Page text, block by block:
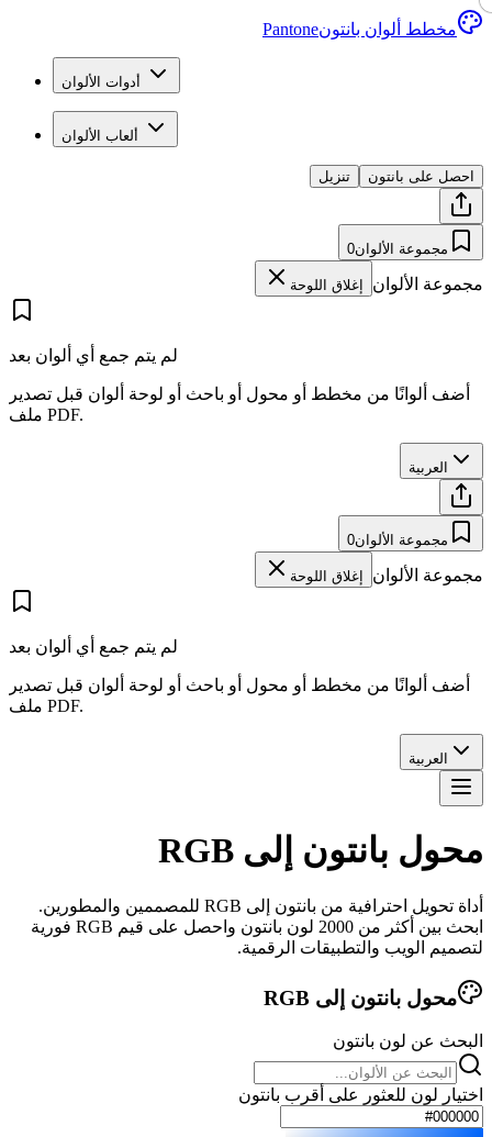
مخطط ألوان بانتونPantone
أدوات الألوان
ألعاب الألوان
احصل على بانتون تنزيل
مجموعة الألوان0
مجموعة الألوان إغلاق اللوحة
لم يتم جمع أي ألوان بعد
أضف ألوانًا من مخطط أو محول أو باحث أو لوحة ألوان قبل تصدير
ملف PDF.
العربية
مجموعة الألوان0
مجموعة الألوان إغلاق اللوحة
لم يتم جمع أي ألوان بعد
أضف ألوانًا من مخطط أو محول أو باحث أو لوحة ألوان قبل تصدير
ملف PDF.
العربية
محول بانتون إلى RGB
أداة تحويل احترافية من بانتون إلى RGB للمصممين والمطورين.
ابحث بين أكثر من 2000 لون بانتون واحصل على قيم RGB فورية
لتصميم الويب والتطبيقات الرقمية.
محول بانتون إلى RGB
البحث عن لون بانتون
اختيار لون للعثور على أقرب بانتون